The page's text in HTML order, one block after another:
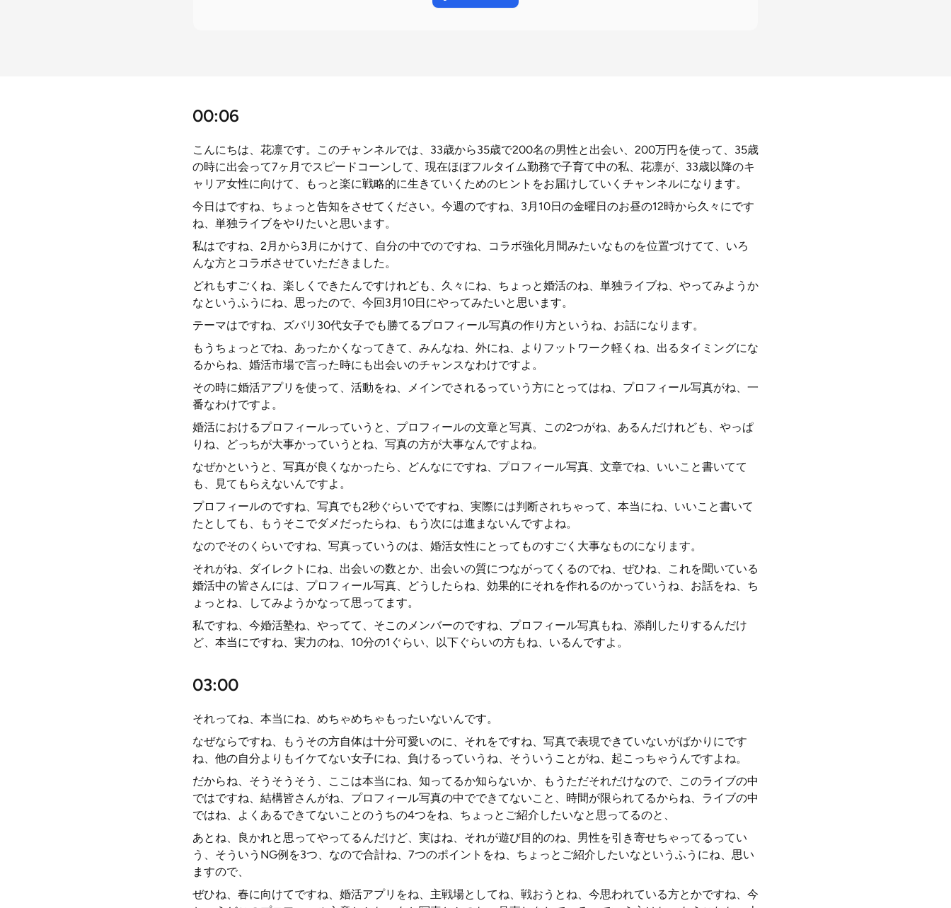
00:06
こんにちは、花凛です。このチャンネルでは、33歳から35歳で200名の男性と出会い、200万円を使って、35歳
の時に出会って7ヶ月でスピードコーンして、現在ほぼフルタイム勤務で子育て中の私、花凛が、33歳以降のキ
ャリア女性に向けて、もっと楽に戦略的に生きていくためのヒントをお届けしていくチャンネルになります。
今日はですね、ちょっと告知をさせてください。今週のですね、3月10日の金曜日のお昼の12時から久々にです
ね、単独ライブをやりたいと思います。
私はですね、2月から3月にかけて、自分の中でのですね、コラボ強化月間みたいなものを位置づけてて、いろ
んな方とコラボさせていただきました。
どれもすごくね、楽しくできたんですけれども、久々にね、ちょっと婚活のね、単独ライブね、やってみようか
なというふうにね、思ったので、今回3月10日にやってみたいと思います。
テーマはですね、ズバリ30代女子でも勝てるプロフィール写真の作り方というね、お話になります。
もうちょっとでね、あったかくなってきて、みんなね、外にね、よりフットワーク軽くね、出るタイミングにな
るからね、婚活市場で言った時にも出会いのチャンスなわけですよ。
その時に婚活アプリを使って、活動をね、メインでされるっていう方にとってはね、プロフィール写真がね、一
番なわけですよ。
婚活におけるプロフィールっていうと、プロフィールの文章と写真、この2つがね、あるんだけれども、やっぱ
りね、どっちが大事かっていうとね、写真の方が大事なんですよね。
なぜかというと、写真が良くなかったら、どんなにですね、プロフィール写真、文章でね、いいこと書いてて
も、見てもらえないんですよ。
プロフィールのですね、写真でも2秒ぐらいでですね、実際には判断されちゃって、本当にね、いいこと書いて
たとしても、もうそこでダメだったらね、もう次には進まないんですよね。
なのでそのくらいですね、写真っていうのは、婚活女性にとってものすごく大事なものになります。
それがね、ダイレクトにね、出会いの数とか、出会いの質につながってくるのでね、ぜひね、これを聞いている
婚活中の皆さんには、プロフィール写真、どうしたらね、効果的にそれを作れるのかっていうね、お話をね、ち
ょっとね、してみようかなって思ってます。
私ですね、今婚活塾ね、やってて、そこのメンバーのですね、プロフィール写真もね、添削したりするんだけ
ど、本当にですね、実力のね、10分の1ぐらい、以下ぐらいの方もね、いるんですよ。
03:00
それってね、本当にね、めちゃめちゃもったいないんです。
なぜならですね、もうその方自体は十分可愛いのに、それをですね、写真で表現できていないがばかりにです
ね、他の自分よりもイケてない女子にね、負けるっていうね、そういうことがね、起こっちゃうんですよね。
だからね、そうそうそう、ここは本当にね、知ってるか知らないか、もうただそれだけなので、このライブの中
ではですね、結構皆さんがね、プロフィール写真の中でできてないこと、時間が限られてるからね、ライブの中
ではね、よくあるできてないことのうちの4つをね、ちょっとご紹介したいなと思ってるのと、
あとね、良かれと思ってやってるんだけど、実はね、それが遊び目的のね、男性を引き寄せちゃってるってい
う、そういうNG例を3つ、なので合計ね、7つのポイントをね、ちょっとご紹介したいなというふうにね、思い
ますので、
ぜひね、春に向けてですね、婚活アプリをね、主戦場としてね、戦おうとね、今思われている方とかですね、今